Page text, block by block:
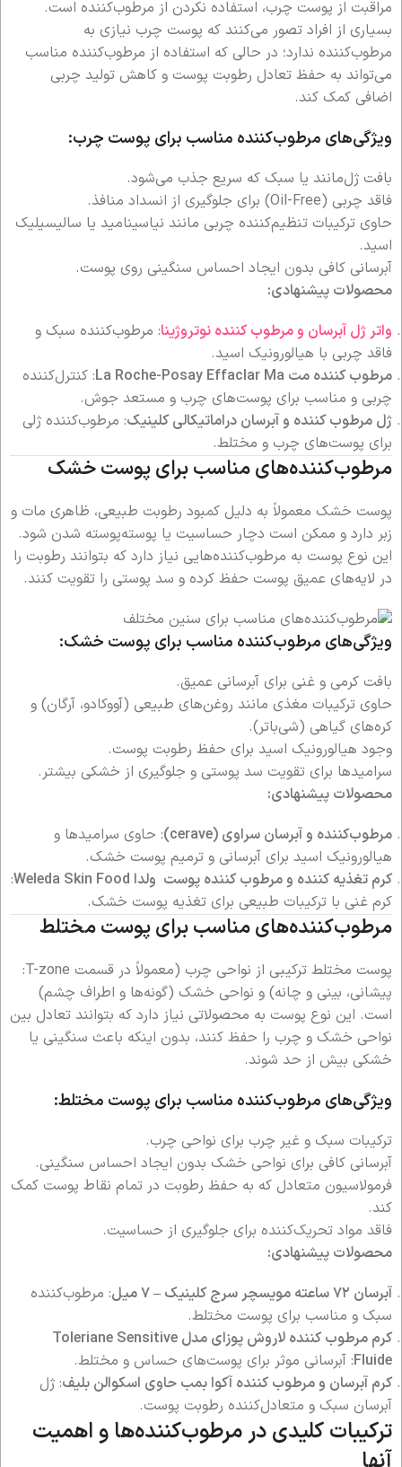
مراقبت از پوست چرب، استفاده نکردن از مرطوب‌کننده است.
بسیاری از افراد تصور می‌کنند که پوست چرب نیازی به
مرطوب‌کننده ندارد؛ در حالی که استفاده از مرطوب‌کننده مناسب
می‌تواند به حفظ تعادل رطوبت پوست و کاهش تولید چربی
اضافی کمک کند.
ویژگی‌های مرطوب‌کننده مناسب برای پوست چرب:
بافت ژل‌مانند یا سبک که سریع جذب می‌شود.
فاقد چربی (Oil-Free) برای جلوگیری از انسداد منافذ.
حاوی ترکیبات تنظیم‌کننده چربی مانند نیاسینامید یا سالیسیلیک
اسید.
آبرسانی کافی بدون ایجاد احساس سنگینی روی پوست.
محصولات پیشنهادی:
واتر ژل آبرسان و مرطوب کننده نوتروژینا: مرطوب‌کننده سبک و
فاقد چربی با هیالورونیک اسید.
مرطوب کننده مت La Roche-Posay Effaclar Ma
: کنترل‌کننده
چربی و مناسب برای پوست‌های چرب و مستعد جوش.
ژل مرطوب کننده و آبرسان دراماتیکالی کلینیک: مرطوب‌کننده ژلی
برای پوست‌های چرب و مختلط.
مرطوب‌کننده‌های مناسب برای پوست خشک
پوست خشک معمولاً به دلیل کمبود رطوبت طبیعی، ظاهری مات و
زبر دارد و ممکن است دچار حساسیت یا پوسته‌پوسته شدن شود.
این نوع پوست به مرطوب‌کننده‌هایی نیاز دارد که بتوانند رطوبت را
در لایه‌های عمیق پوست حفظ کرده و سد پوستی را تقویت کنند.
ویژگی‌های مرطوب‌کننده مناسب برای پوست خشک:
بافت کرمی و غنی برای آبرسانی عمیق.
حاوی ترکیبات مغذی مانند روغن‌های طبیعی (آووکادو، آرگان) و
کره‌های گیاهی (شی‌باتر).
وجود هیالورونیک اسید برای حفظ رطوبت پوست.
سرامیدها برای تقویت سد پوستی و جلوگیری از خشکی بیشتر.
محصولات پیشنهادی:
مرطوب‌کننده و آبرسان سراوی (cerave)
: حاوی سرامیدها و
هیالورونیک اسید برای آبرسانی و ترمیم پوست خشک.
کرم تغذیه کننده و مرطوب کننده پوست ولدا Weleda Skin Food
:
کرم غنی با ترکیبات طبیعی برای تغذیه پوست خشک.
مرطوب‌کننده‌های مناسب برای پوست مختلط
پوست مختلط ترکیبی از نواحی چرب (معمولاً در قسمت T-zone:
پیشانی، بینی و چانه) و نواحی خشک (گونه‌ها و اطراف چشم)
است. این نوع پوست به محصولاتی نیاز دارد که بتوانند تعادل بین
نواحی خشک و چرب را حفظ کنند، بدون اینکه باعث سنگینی یا
خشکی بیش از حد شوند.
ویژگی‌های مرطوب‌کننده مناسب برای پوست مختلط:
ترکیبات سبک و غیر چرب برای نواحی چرب.
آبرسانی کافی برای نواحی خشک بدون ایجاد احساس سنگینی.
فرمولاسیون متعادل که به حفظ رطوبت در تمام نقاط پوست کمک
کند.
فاقد مواد تحریک‌کننده برای جلوگیری از حساسیت.
محصولات پیشنهادی:
آبرسان ۷۲ ساعته مویسچر سرج کلینیک – ۷ میل
: مرطوب‌کننده
سبک و مناسب برای پوست مختلط.
کرم مرطوب کننده لاروش پوزای مدل Toleriane Sensitive
Fluide: آبرسانی موثر برای پوست‌های حساس و مختلط.
کرم آبرسان و مرطوب کننده آکوا بمب حاوی اسکوالن بلیف: ژل
آبرسان سبک و متعادل‌کننده رطوبت پوست.
ترکیبات کلیدی در مرطوب‌کننده‌ها و اهمیت